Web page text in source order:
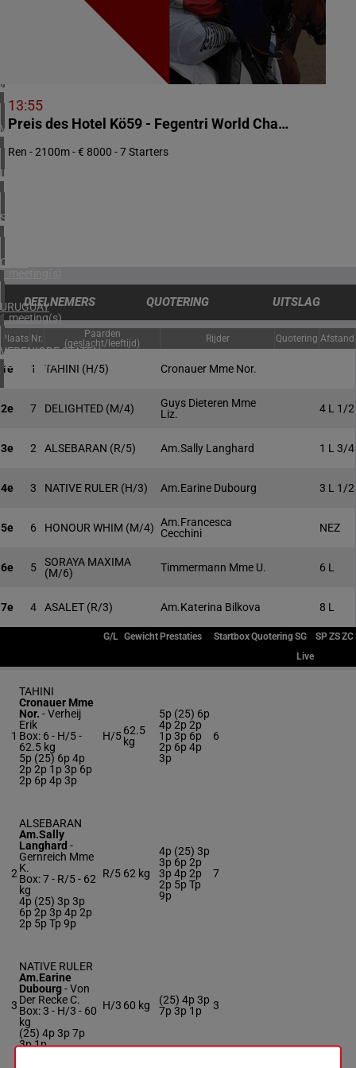
ZUID-AFRIKA
1 meeting(s)
VERENIGD KONINKRIJK
3 meeting(s)
IERLAND
2 meeting(s)
SPANJE
1 meeting(s)
CHILI
1 meeting(s)
URUGUAY
1 meeting(s)
VERENIGDE STATEN
4 meeting(s)
13:55
Preis des Hotel Kö59 - Fegentri World Championship for Lady Riders
Ren - 2100m - € 8000 - 7 Starters
DEELNEMERS QUOTERING UITSLAG
Plaats Nr.
Paarden
(geslacht/leeftijd)
Rijder Quotering Afstand
1e 1 TAHINI (H/5) Cronauer Mme Nor.
2e 7 DELIGHTED (M/4)
Guys Dieteren Mme
Liz.
4 L 1/2
3e 2 ALSEBARAN (R/5) Am.Sally Langhard 1 L 3/4
4e 3 NATIVE RULER (H/3) Am.Earine Dubourg 3 L 1/2
5e 6 HONOUR WHIM (M/4) Am.Francesca
Cecchini
NEZ
6e 5
SORAYA MAXIMA
(M/6)
Timmermann Mme U. 6 L
7e 4 ASALET (R/3) Am.Katerina Bilkova 8 L
G/L Gewicht Prestaties StartboxQuoteringSG SPZSZC
Live
1
TAHINI
Cronauer Mme
Nor. -Verheij
Erik
Box: 6 - H/5 -
62.5 kg
5p (25) 6p 4p
2p 2p 1p 3p 6p
2p 6p 4p 3p
H/562.5
kg
5p (25) 6p
4p 2p 2p
1p 3p 6p
2p 6p 4p
3p
6
2
ALSEBARAN
Am.Sally
Langhard -
Gernreich Mme
K.
Box: 7 - R/5 - 62
kg
4p (25) 3p 3p
6p 2p 3p 4p 2p
2p 5p Tp 9p
R/5 62 kg
4p (25) 3p
3p 6p 2p
3p 4p 2p
2p 5p Tp
9p
7
3
NATIVE RULER
Am.Earine
Dubourg-Von
Der Recke C.
Box: 3 - H/3 - 60
kg
(25) 4p 3p 7p
3p 1p
H/3 60 kg
(25) 4p 3p
7p 3p 1p
3